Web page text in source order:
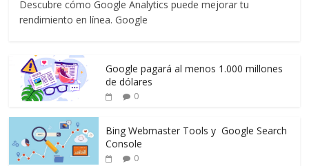
Descubre cómo Google Analytics puede mejorar tu
rendimiento en línea. Google
Google pagará al menos 1.000 millones
de dólares
0
Bing Webmaster Tools y Google Search
Console
0